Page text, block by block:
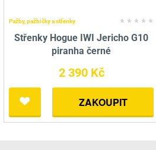
Pažby, pažbičky a střenky
Střenky Hogue IWI Jericho G10
piranha černé
2 390 Kč
ZAKOUPIT